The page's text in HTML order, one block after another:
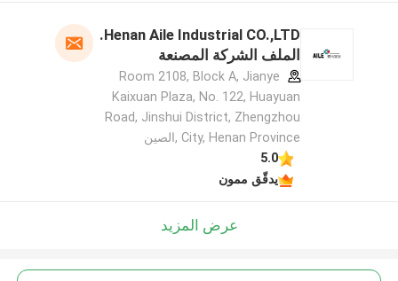
Henan Aile Industrial CO.,LTD.
الملف الشركة المصنعة
Room 2108, Block A, Jianye
Kaixuan Plaza, No. 122, Huayuan
Road, Jinshui District, Zhengzhou
City, Henan Province ,الصين
5.0
يدقّق ممون
عرض المزيد